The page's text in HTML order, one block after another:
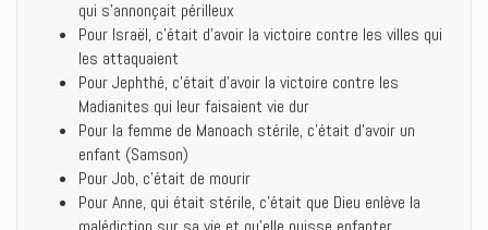
qui s’annonçait périlleux
Pour Israël, c’était d’avoir la victoire contre les villes qui
les attaquaient
Pour Jephthé, c’était d’avoir la victoire contre les
Madianites qui leur faisaient vie dur
Pour la femme de Manoach stérile, c’était d’avoir un
enfant (Samson)
Pour Job, c’était de mourir
Pour Anne, qui était stérile, c’était que Dieu enlève la